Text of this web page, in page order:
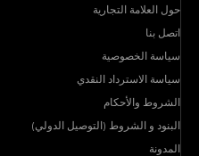
حول العلامة التجارية
اتصل بنا
سياسة الخصوصية
سياسة الاسترداد النقدي
الشروط والأحكام
البنود و الشروط (التوصيل الدولي)
المدونة